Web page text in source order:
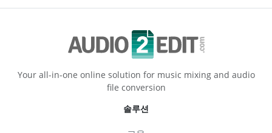
Your all-in-one online solution for music mixing and audio
file conversion
솔루션